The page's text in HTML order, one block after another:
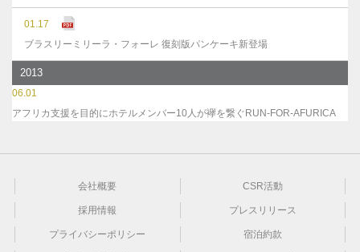
01.17
ブラスリーミリーラ・フォーレ 復刻版パンケーキ新登場
2013
06.01
アフリカ支援を目的にホテルメンバー10人が襷を繋ぐRUN-FOR-AFURICA
会社概要 CSR活動
採用情報 プレスリリース
プライバシーポリシー 宿泊約款